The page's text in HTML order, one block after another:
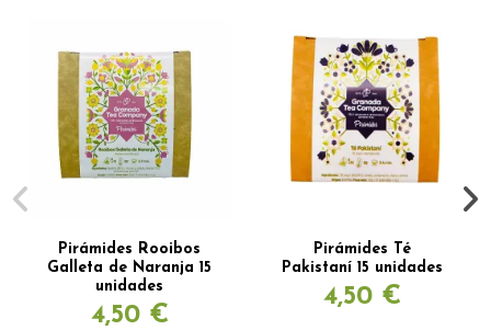
Pirámides Rooibos
Galleta de Naranja 15
unidades
4,50 €
Pirámides Té
Pakistaní 15 unidades
4,50 €